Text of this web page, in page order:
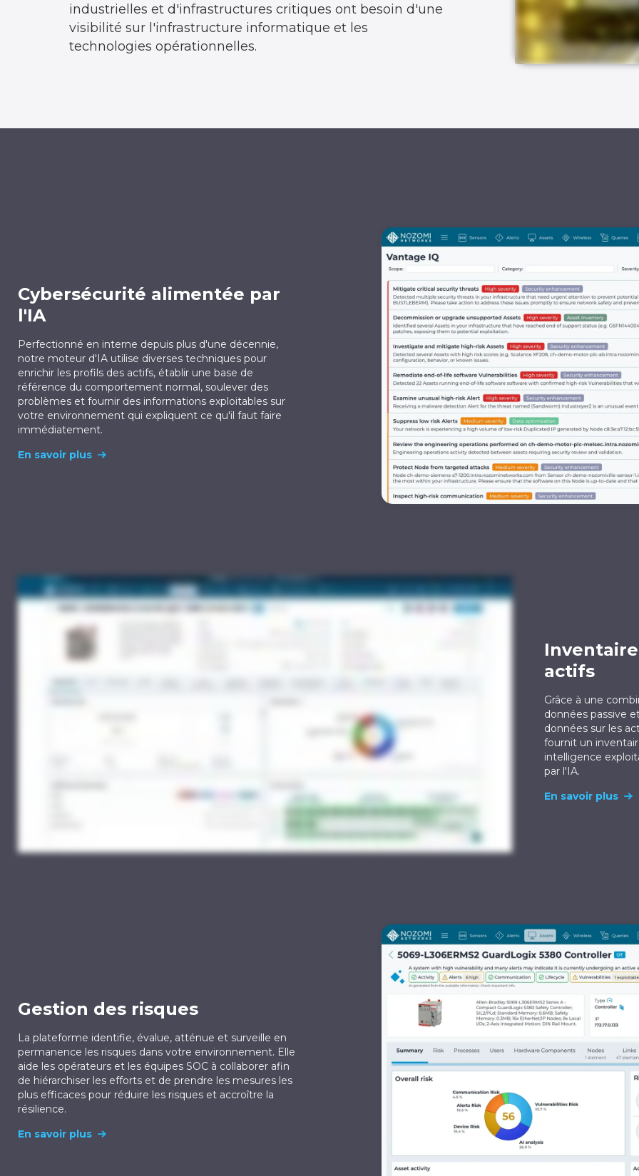
industrielles et d'infrastructures critiques ont besoin d'une
visibilité sur l'infrastructure informatique et les
technologies opérationnelles.
Cybersécurité alimentée par
l'IA
Perfectionné en interne depuis plus d'une décennie,
notre moteur d'IA utilise diverses techniques pour
enrichir les profils des actifs, établir une base de
référence du comportement normal, soulever des
problèmes et fournir des informations exploitables sur
votre environnement qui expliquent ce qu'il faut faire
immédiatement.
En savoir plus
actifs
Grâce à une
données passive
données sur les
fournit un
intelligence
par l'IA.
En savoir plus
Gestion des risques
La plateforme identifie, évalue, atténue et surveille en
permanence les risques dans votre environnement. Elle
aide les opérateurs et les équipes SOC à collaborer afin
de hiérarchiser les efforts et de prendre les mesures les
plus efficaces pour réduire les risques et accroître la
résilience.
En savoir plus